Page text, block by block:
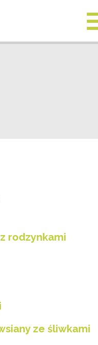
rodzynkami
ze śliwkami